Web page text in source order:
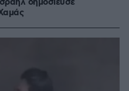
δημοσίευσε